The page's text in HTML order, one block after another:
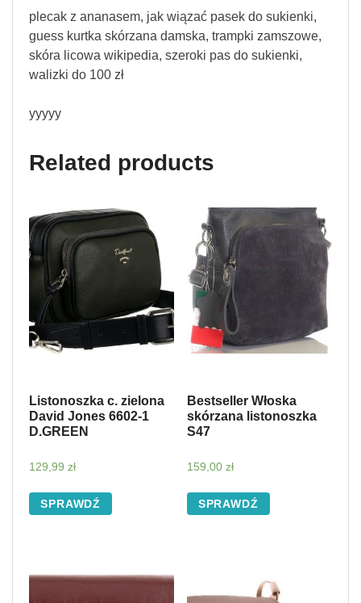
plecak z ananasem, jak wiązać pasek do sukienki,
guess kurtka skórzana damska, trampki zamszowe,
skóra licowa wikipedia, szeroki pas do sukienki,
walizki do 100 zł
yyyyy
Related products
Listonoszka c. zielona
David Jones 6602-1
D.GREEN
129,99 zł
SPRAWDŹ
Bestseller Włoska
skórzana listonoszka
S47
159,00 zł
SPRAWDŹ